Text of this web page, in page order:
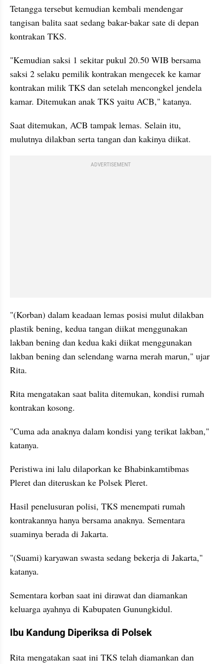
Tetangga tersebut kemudian kembali mendengar
tangisan balita saat sedang bakar-bakar sate di depan
kontrakan TKS.
"Kemudian saksi 1 sekitar pukul 20.50 WIB bersama
saksi 2 selaku pemilik kontrakan mengecek ke kamar
kontrakan milik TKS dan setelah mencongkel jendela
kamar. Ditemukan anak TKS yaitu ACB," katanya.
Saat ditemukan, ACB tampak lemas. Selain itu,
mulutnya dilakban serta tangan dan kakinya diikat.
ADVERTISEMENT
"(Korban) dalam keadaan lemas posisi mulut dilakban
plastik bening, kedua tangan diikat menggunakan
lakban bening dan kedua kaki diikat menggunakan
lakban bening dan selendang warna merah marun," ujar
Rita.
Rita mengatakan saat balita ditemukan, kondisi rumah
kontrakan kosong.
"Cuma ada anaknya dalam kondisi yang terikat lakban,"
katanya.
Peristiwa ini lalu dilaporkan ke Bhabinkamtibmas
Pleret dan diteruskan ke Polsek Pleret.
Hasil penelusuran polisi, TKS menempati rumah
kontrakannya hanya bersama anaknya. Sementara
suaminya berada di Jakarta.
"(Suami) karyawan swasta sedang bekerja di Jakarta,"
katanya.
Sementara korban saat ini dirawat dan diamankan
keluarga ayahnya di Kabupaten Gunungkidul.
Ibu Kandung Diperiksa di Polsek
Rita mengatakan saat ini TKS telah diamankan dan